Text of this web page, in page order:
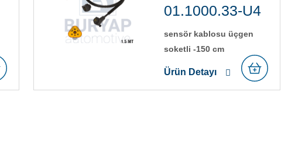
01.1000.33-U4
sensör kablosu üçgen
soketli̇ -150 cm
Ürün Detayı